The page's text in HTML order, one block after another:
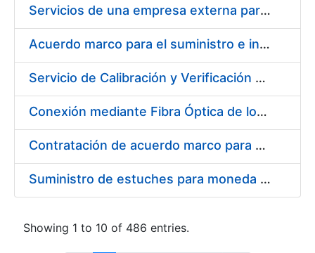
Servicios de una empresa externa para el asesoramiento y resolución de los recursos de alzada que se presentan relacionados con procesos de selección para la FNMT-RCM
Acuerdo marco para el suministro e instalación de persianas, estores y otros complementos
Servicio de Calibración y Verificación Externa de los Equipos de Medición del Servicio de Prevención de la FNMT-RCM
Conexión mediante Fibra Óptica de los Centros de Proceso de Datos (CPDs) de las sedes de la FNMT-RCM de Burgos y Madrid
Contratación de acuerdo marco para el Suministro de Material de Electricidad para la Fábrica Nacional de Moneda y Timbre-Real Casa de la Moneda en su centro de trabajo de Burgos
Suministro de estuches para moneda de 30 €
Showing 1 to 10 of 486 entries.